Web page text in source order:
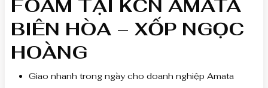
FOAM TẠI KCN AMATA
BIÊN HÒA – XỐP NGỌC
HOÀNG
Giao nhanh trong ngày cho doanh nghiệp Amata